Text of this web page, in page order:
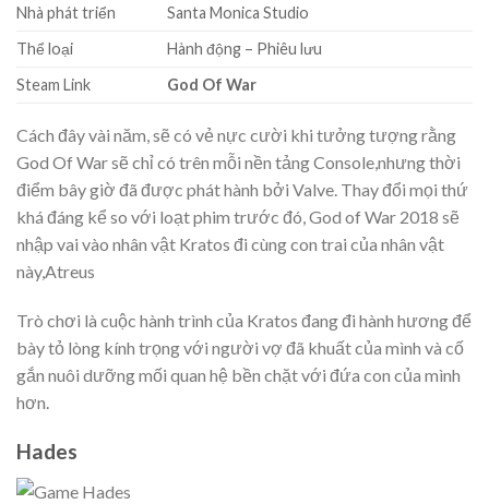
Nhà phát triển
Santa Monica Studio
Thể loại
Hành động – Phiêu lưu
Steam Link
God Of War
Cách đây vài năm, sẽ có vẻ nực cười khi tưởng tượng rằng
God Of War sẽ chỉ có trên mỗi nền tảng Console,nhưng thời
điểm bây giờ đã được phát hành bởi Valve. Thay đổi mọi thứ
khá đáng kể so với loạt phim trước đó, God of War 2018 sẽ
nhập vai vào nhân vật Kratos đi cùng con trai của nhân vật
này,Atreus
Trò chơi là cuộc hành trình của Kratos đang đi hành hương để
bày tỏ lòng kính trọng với người vợ đã khuất của mình và cố
gắn nuôi dưỡng mối quan hệ bền chặt với đứa con của mình
hơn.
Hades